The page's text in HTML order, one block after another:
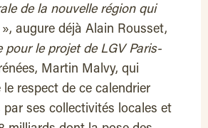
de la nouvelle région qui
augure déjà Alain Rousset,
pour le projet de LGV Paris-
Martin Malvy, qui
respect de ce calendrier
ses collectivités locales et